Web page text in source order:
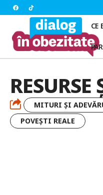
CE
MITURI ȘI
POVEȘTI REALE